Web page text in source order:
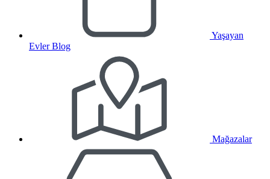
Yaşayan
Evler Blog
Mağazalar